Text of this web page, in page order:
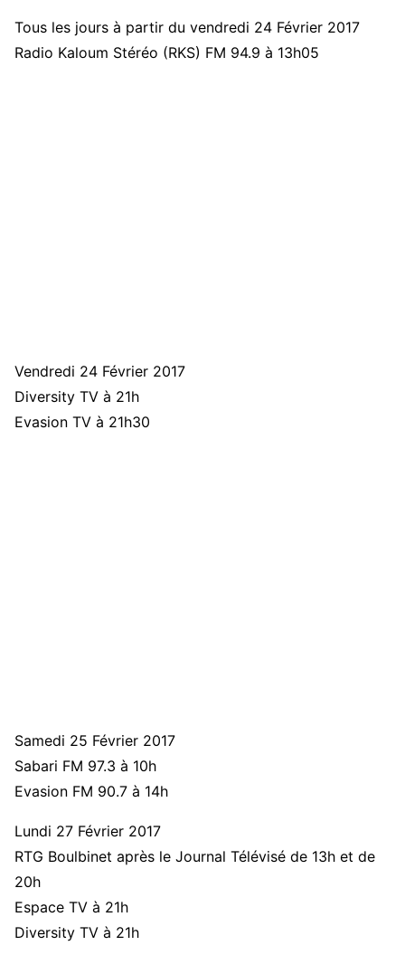
Tous les jours à partir du vendredi 24 Février 2017
Radio Kaloum Stéréo (RKS) FM 94.9 à 13h05
Vendredi 24 Février 2017
Diversity TV à 21h
Evasion TV à 21h30
Samedi 25 Février 2017
Sabari FM 97.3 à 10h
Evasion FM 90.7 à 14h
Lundi 27 Février 2017
RTG Boulbinet après le Journal Télévisé de 13h et de
20h
Espace TV à 21h
Diversity TV à 21h